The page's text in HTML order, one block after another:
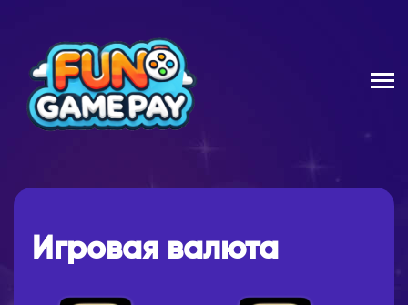
Игровая валюта